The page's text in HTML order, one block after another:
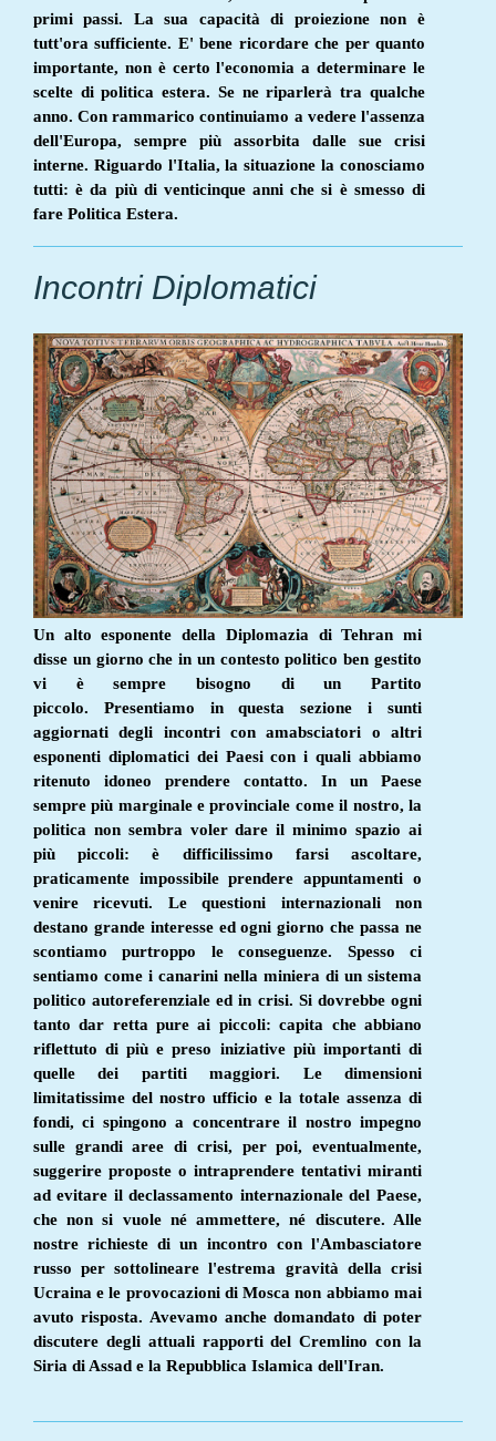
primi passi. La sua capacità di proiezione non è
tutt'ora sufficiente. E' bene ricordare che per quanto
importante, non è certo l'economia a determinare le
scelte di politica estera. Se ne riparlerà tra qualche
anno. Con rammarico continuiamo a vedere l'assenza
dell'Europa, sempre più assorbita dalle sue crisi
interne. Riguardo l'Italia, la situazione la conosciamo
tutti: è da più di venticinque anni che si è smesso di
fare Politica Estera.
Incontri Diplomatici
Un alto esponente della Diplomazia di Tehran mi
disse un giorno che in un contesto politico ben gestito
vi è sempre bisogno di un Partito
piccolo. Presentiamo in questa sezione i sunti
aggiornati degli incontri con amabsciatori o altri
esponenti diplomatici dei Paesi con i quali abbiamo
ritenuto idoneo prendere contatto.
In un Paese
sempre più marginale e provinciale come il nostro, la
politica non sembra voler dare il minimo spazio ai
più piccoli: è difficilissimo farsi ascoltare,
praticamente impossibile prendere appuntamenti o
venire ricevuti. Le questioni internazionali non
destano grande interesse ed ogni giorno che passa ne
scontiamo purtroppo le conseguenze. Spesso ci
sentiamo come i canarini nella miniera di un sistema
politico autoreferenziale ed in crisi. Si dovrebbe ogni
tanto dar retta pure ai piccoli: capita che abbiano
riflettuto di più e preso iniziative più importanti di
quelle dei partiti maggiori. Le dimensioni
limitatissime del nostro ufficio e la totale assenza di
fondi, ci spingono a concentrare il nostro impegno
sulle grandi aree di crisi, per poi, eventualmente,
suggerire proposte o intraprendere tentativi miranti
ad evitare il declassamento internazionale del Paese,
che non si vuole né ammettere, né discutere. Alle
nostre richieste di un incontro con l'Ambasciatore
russo per sottolineare l'estrema gravità della crisi
Ucraina e le provocazioni di Mosca non abbiamo mai
avuto risposta. Avevamo anche domandato di poter
discutere degli attuali rapporti del Cremlino con la
Siria di Assad e la Repubblica Islamica dell'Iran.